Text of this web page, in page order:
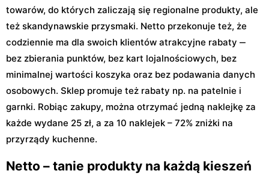
towarów, do których zaliczają się regionalne produkty, ale
też skandynawskie przysmaki. Netto przekonuje też, że
codziennie ma dla swoich klientów atrakcyjne rabaty ‒
bez zbierania punktów, bez kart lojalnościowych, bez
minimalnej wartości koszyka oraz bez podawania danych
osobowych. Sklep promuje też rabaty np. na patelnie i
garnki. Robiąc zakupy, można otrzymać jedną naklejkę za
każde wydane 25 zł, a za 10 naklejek – 72% zniżki na
przyrządy kuchenne.
Netto – tanie produkty na każdą kieszeń